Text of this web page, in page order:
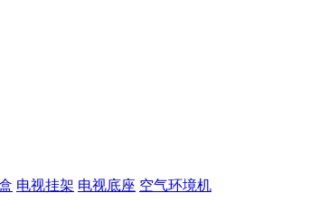
电视挂架 电视底座 空气环境机